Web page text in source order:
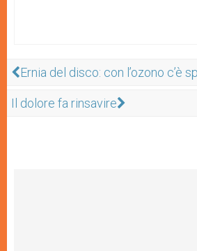
Ernia del disco: con l’ozono c’è
Il dolore fa rinsavire